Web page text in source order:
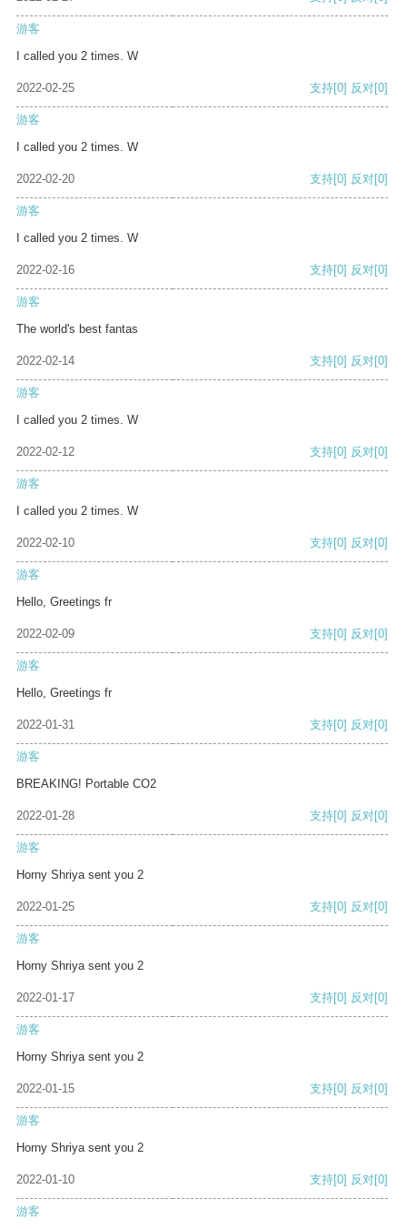
游客
I called you 2 times. W
2022-02-25 支持[0] 反对[0]
游客
I called you 2 times. W
2022-02-20 支持[0] 反对[0]
游客
I called you 2 times. W
2022-02-16 支持[0] 反对[0]
游客
The world's best fantas
2022-02-14 支持[0] 反对[0]
游客
I called you 2 times. W
2022-02-12 支持[0] 反对[0]
游客
I called you 2 times. W
2022-02-10 支持[0] 反对[0]
游客
Hello, Greetings fr
2022-02-09 支持[0] 反对[0]
游客
Hello, Greetings fr
2022-01-31 支持[0] 反对[0]
游客
BREAKING! Portable CO2
2022-01-28 支持[0] 反对[0]
游客
Horny Shriya sent you 2
2022-01-25 支持[0] 反对[0]
游客
Horny Shriya sent you 2
2022-01-17 支持[0] 反对[0]
游客
Horny Shriya sent you 2
2022-01-15 支持[0] 反对[0]
游客
Horny Shriya sent you 2
2022-01-10 支持[0] 反对[0]
游客